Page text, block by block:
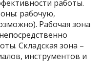
работы.
рабочую,
Рабочая зона
Складская зона –
инструментов и